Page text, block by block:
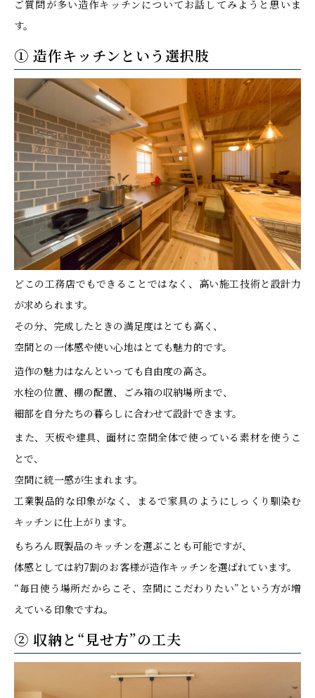
ご質問が多い造作キッチンについてお話してみようと思いま
す。
① 造作キッチンという選択肢
どこの工務店でもできることではなく、高い施工技術と設計力
が求められます。
その分、完成したときの満足度はとても高く、
空間との一体感や使い心地はとても魅力的です。
造作の魅力はなんといっても自由度の高さ。
水栓の位置、棚の配置、ごみ箱の収納場所まで、
細部を自分たちの暮らしに合わせて設計できます。
また、天板や建具、面材に空間全体で使っている素材を使うこ
とで、
空間に統一感が生まれます。
工業製品的な印象がなく、まるで家具のようにしっくり馴染む
キッチンに仕上がります。
もちろん既製品のキッチンを選ぶことも可能ですが、
体感としては約7割のお客様が造作キッチンを選ばれています。
“毎日使う場所だからこそ、空間にこだわりたい”という方が増
えている印象ですね。
② 収納と“見せ方”の工夫